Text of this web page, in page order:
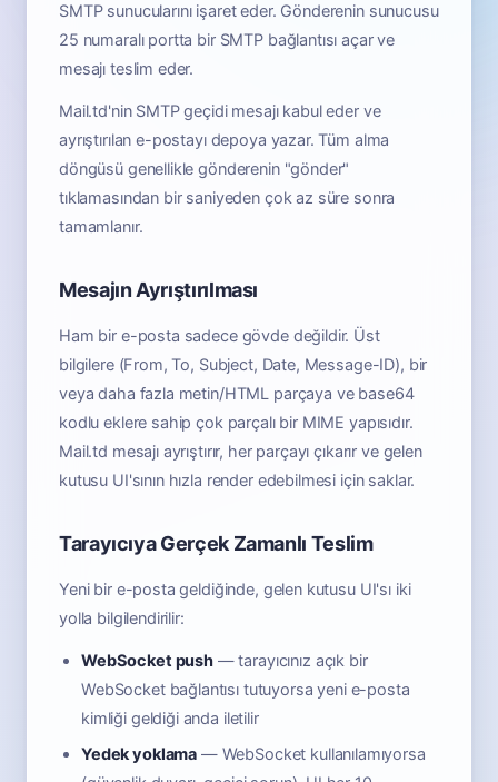
SMTP sunucularını işaret eder. Gönderenin sunucusu
25 numaralı portta bir SMTP bağlantısı açar ve
mesajı teslim eder.
Mail.td'nin SMTP geçidi mesajı kabul eder ve
ayrıştırılan e-postayı depoya yazar. Tüm alma
döngüsü genellikle gönderenin "gönder"
tıklamasından bir saniyeden çok az süre sonra
tamamlanır.
Mesajın Ayrıştırılması
Ham bir e-posta sadece gövde değildir. Üst
bilgilere (From, To, Subject, Date, Message-ID), bir
veya daha fazla metin/HTML parçaya ve base64
kodlu eklere sahip çok parçalı bir MIME yapısıdır.
Mail.td mesajı ayrıştırır, her parçayı çıkarır ve gelen
kutusu UI'sının hızla render edebilmesi için saklar.
Tarayıcıya Gerçek Zamanlı Teslim
Yeni bir e-posta geldiğinde, gelen kutusu UI'sı iki
yolla bilgilendirilir:
WebSocket push— tarayıcınız açık bir
WebSocket bağlantısı tutuyorsa yeni e-posta
kimliği geldiği anda iletilir
Yedek yoklama — WebSocket kullanılamıyorsa